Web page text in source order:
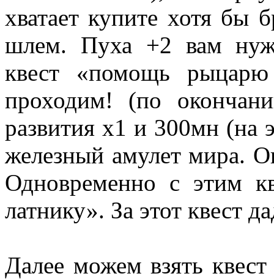
хватает купите хотя
шлем. Пуха +2 вам
квест «помощь рыцарю
проходим! (по
развития х1 и 300мн (на
железный амулет мира.
Одновременно с этим
латнику». За этот квест
Далее можем взять